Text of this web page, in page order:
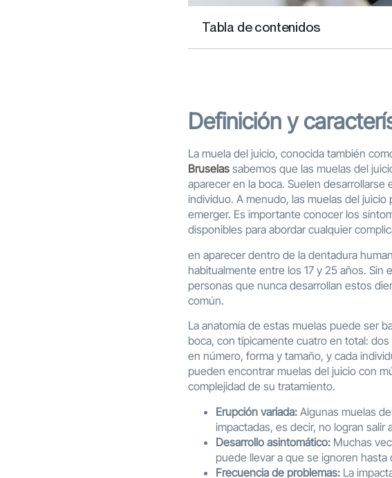
Tabla de contenidos
Definición y
La muela del juicio, conocida también
Bruselas sabemos que las muelas del
aparecer en la boca. Suelen
individuo. A menudo, las muelas del
emerger. Es importante conocer los
disponibles para abordar cualquier
en aparecer dentro de la dentadura
habitualmente entre los 17 y 25 años.
personas que nunca desarrollan estos
común.
La anatomía de estas muelas puede ser
boca, con típicamente cuatro en total:
en número, forma y tamaño, y cada
pueden encontrar muelas del juicio con
complejidad de su tratamiento.
Erupción variada: Algunas muelas
impactadas, es decir, no logran
Desarrollo asintomático: Muchas
puede llevar a que se ignoren
Frecuencia de problemas: La